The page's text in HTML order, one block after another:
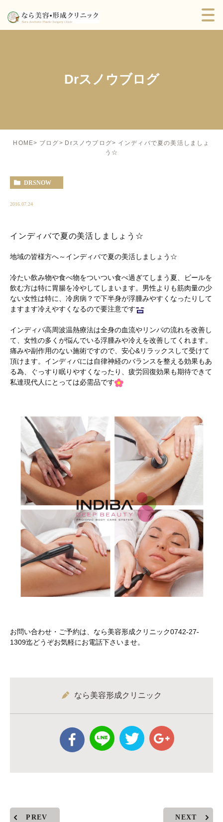
Drスノウブログ
HOME ブログ Drスノウブログ
インディバで夏の美活しましょ
う☆
DRSNOW
2016.07.24
インディバで夏の美活しましょう☆
地域の皆様方へ～インディバで夏の美活しましょう☆
冷たい飲み物や食べ物をついつい食べ過ぎてしまう夏、ビールを
飲む方は特に胃腸を冷やしてしまいます。男性よりも筋肉量の少
ない女性は特に、冷房病？で下半身が浮腫みやすくなったりして
ますます冷えやすくなるので要注意です
インディバ高周波温熱療法は全身の血流やリンパの流れを改善し
て、女性の多くが悩んでいる浮腫みや冷えを改善してくれます。
痛みや副作用のない施術ですので、安心&リラックスして受けて
頂けます。インディバには自律神経のバランスを整える効果もあ
る為、ぐっすり眠りやすくなったり、疲労回復効果も期待できて
私達現代人にとっては必需品です
お問い合わせ・ご予約は、なら美容形成クリニック0742-27-
1309迄どうぞお気軽にお電話下さいませ。
なら美容形成クリニック
PREV NEXT